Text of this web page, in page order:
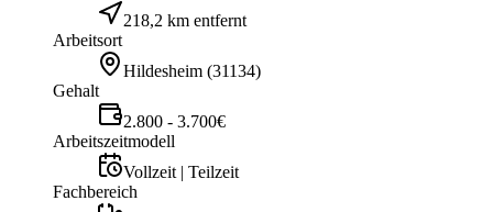
218,2 km entfernt
Arbeitsort
Hildesheim (31134)
Gehalt
2.800 - 3.700€
Arbeitszeitmodell
Vollzeit | Teilzeit
Fachbereich